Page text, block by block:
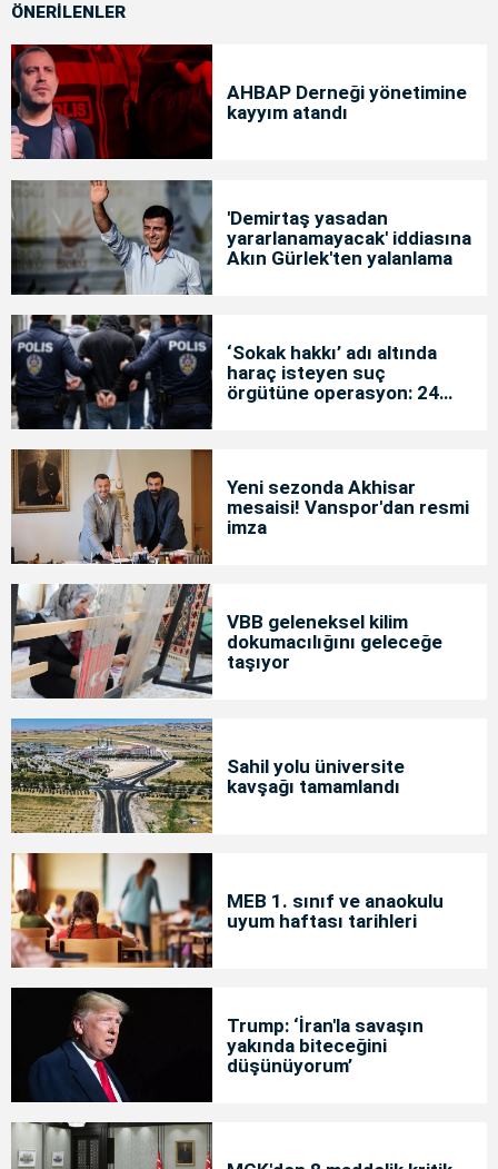
ÖNERİLENLER
AHBAP Derneği yönetimine
kayyım atandı
'Demirtaş yasadan
yararlanamayacak' iddiasına
Akın Gürlek'ten yalanlama
‘Sokak hakkı’ adı altında
haraç isteyen suç
örgütüne operasyon: 24
Yeni sezonda Akhisar
mesaisi! Vanspor'dan resmi
imza
VBB geleneksel kilim
dokumacılığını geleceğe
taşıyor
Sahil yolu üniversite
kavşağı tamamlandı
MEB 1. sınıf ve anaokulu
uyum haftası tarihleri
Trump: ‘İran'la savaşın
yakında biteceğini
düşünüyorum’